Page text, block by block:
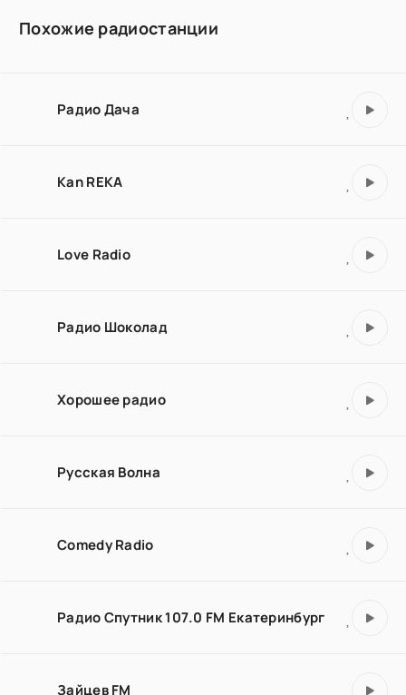
Похожие радиостанции
Радио Дача
Kan REKA
Love Radio
Радио Шоколад
Хорошее радио
Русская Волна
Comedy Radio
Радио Спутник 107.0 FM Екатеринбург
Зайцев FM